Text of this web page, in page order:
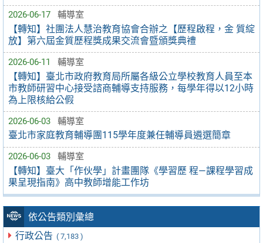
2026-06-17 輔導室
【轉知】社團法人慧治教育協會合辦之【歷程啟程，金 質綻
放】第六屆金質歷程獎成果交流會暨頒獎典禮
2026-06-11 輔導室
【轉知】臺北市政府教育局所屬各級公立學校教育人員至本
市教師研習中心接受諮商輔導支持服務，每學年得以12小時
為上限核給公假
2026-06-03 輔導室
臺北市家庭教育輔導團115學年度兼任輔導員遴選簡章
2026-06-03 輔導室
【轉知】臺大「作伙學」計畫團隊《學習歷 程—課程學習成
果呈現指南》高中教師增能工作坊
依公告類別彙總
行政公告 ( 7,183 )